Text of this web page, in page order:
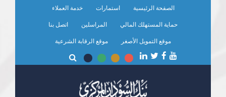
الصفحة الرئيسية استمارات خدمة العملاء
حماية المستهلك المالي المراسلين اتصل بنا
موقع التمويل الأصغر موقع الرقابة الشرعية